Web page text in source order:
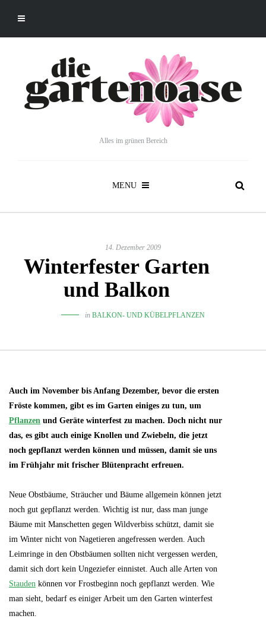
Alles im grünen Bereich
MENU
14. Dezember 2009
Winterfester Garten
und Balkon
in BALKON- UND KÜBELPFLANZEN
Auch im November bis Anfang Dezember, bevor die ersten
Fröste kommen, gibt es im Garten einiges zu tun, um
Pflanzen und Geräte winterfest zu machen. Doch nicht nur
das, es gibt auch einige Knollen und Zwiebeln, die jetzt
noch gepflanzt werden können und müssen, damit sie uns
im Frühjahr mit frischer Blütenpracht erfreuen.
Neue Obstbäume, Sträucher und Bäume allgemein können jetzt
noch gut gepflanzt werden. Wichtig ist nur, dass man junge
Bäume mit Manschetten gegen Wildverbiss schützt, damit sie
im Winter nicht von Nagetieren angefressen werden. Auch
Leimringe in den Obstbäumen sollten nicht vergessen werden,
damit sich dort kein Ungeziefer einnistet. Auch alle Arten von
Stauden können vor Frostbeginn noch gepflanzt werden. Wie
man sieht, bedarf es einiger Arbeit um den Garten winterfest
machen.